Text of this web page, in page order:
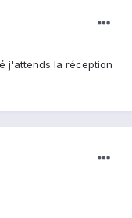
j'attends la réception